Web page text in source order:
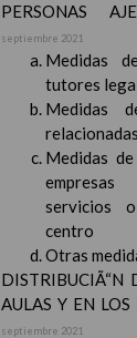
PERSONAS
septiembre 2021
Medidas
tutores
Medidas
Medidas
servicios
centro
Otras
DISTRIBUCIÃ“N
AULAS Y EN LOS
septiembre 2021